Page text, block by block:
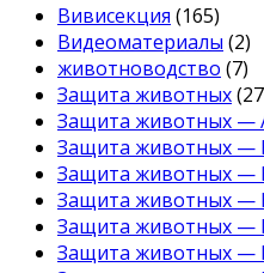
Вивисекция (165)
Видеоматериалы (2)
животноводство (7)
Защита животных
Защита животных —
Защита животных —
Защита животных —
Защита животных —
Защита животных —
Защита животных —